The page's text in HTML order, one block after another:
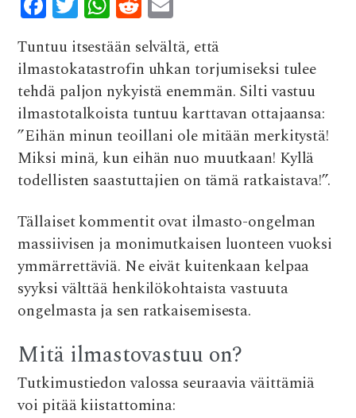
ac
e
b
o
o
k
w
it
te
r
h
at
s
A
p
p
e
d
di
t
m
ai
l
Tuntuu itsestään selvältä, että
ilmastokatastrofin uhkan torjumiseksi tulee
tehdä paljon nykyistä enemmän. Silti vastuu
ilmastotalkoista tuntuu karttavan ottajaansa:
”Eihän minun teoillani ole mitään merkitystä!
Miksi minä, kun eihän nuo muutkaan! Kyllä
todellisten saastuttajien on tämä ratkaistava!”.
Tällaiset kommentit ovat ilmasto-ongelman
massiivisen ja monimutkaisen luonteen vuoksi
ymmärrettäviä. Ne eivät kuitenkaan kelpaa
syyksi välttää henkilökohtaista vastuuta
ongelmasta ja sen ratkaisemisesta.
Mitä ilmastovastuu on?
Tutkimustiedon valossa seuraavia väittämiä
voi pitää kiistattomina: